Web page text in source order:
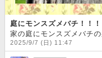
庭にモンスズメバチ！！！
2025/9/7 (日) 11:47